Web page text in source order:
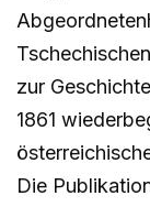
zur
1861
Die